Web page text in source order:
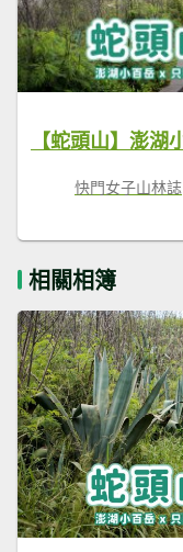
快門女子山林誌
相關相簿